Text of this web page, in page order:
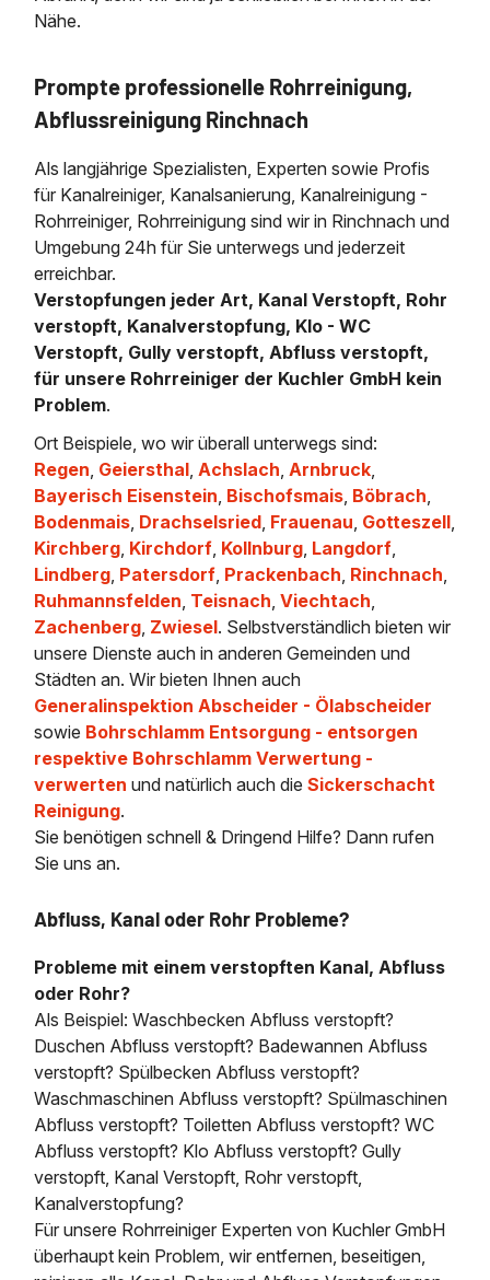
Nähe.
Prompte professionelle Rohrreinigung,
Abflussreinigung Rinchnach
Als langjährige Spezialisten, Experten sowie Profis
für Kanalreiniger, Kanalsanierung, Kanalreinigung -
Rohrreiniger, Rohrreinigung sind wir in Rinchnach und
Umgebung 24h für Sie unterwegs und jederzeit
erreichbar.
Verstopfungen jeder Art, Kanal Verstopft, Rohr
verstopft, Kanalverstopfung, Klo - WC
Verstopft, Gully verstopft, Abfluss verstopft,
für unsere Rohrreiniger der Kuchler GmbH kein
Problem.
Ort Beispiele, wo wir überall unterwegs sind:
Regen, Geiersthal,Achslach,Arnbruck,
Bayerisch Eisenstein, Bischofsmais, Böbrach,
Bodenmais, Drachselsried, Frauenau, Gotteszell,
Kirchberg, Kirchdorf, Kollnburg, Langdorf,
Lindberg, Patersdorf, Prackenbach, Rinchnach,
Ruhmannsfelden, Teisnach,Viechtach,
Zachenberg, Zwiesel. Selbstverständlich bieten wir
unsere Dienste auch in anderen Gemeinden und
Städten an. Wir bieten Ihnen auch
Generalinspektion Abscheider - Ölabscheider
sowie Bohrschlamm Entsorgung - entsorgen
respektive Bohrschlamm Verwertung -
verwerten und natürlich auch dieSickerschacht
Reinigung.
Sie benötigen schnell & Dringend Hilfe? Dann rufen
Sie uns an.
Abfluss, Kanal oder Rohr Probleme?
Probleme mit einem verstopften Kanal, Abfluss
oder Rohr?
Als Beispiel: Waschbecken Abfluss verstopft?
Duschen Abfluss verstopft? Badewannen Abfluss
verstopft? Spülbecken Abfluss verstopft?
Waschmaschinen Abfluss verstopft? Spülmaschinen
Abfluss verstopft? Toiletten Abfluss verstopft? WC
Abfluss verstopft? Klo Abfluss verstopft? Gully
verstopft, Kanal Verstopft, Rohr verstopft,
Kanalverstopfung?
Für unsere Rohrreiniger Experten von Kuchler GmbH
überhaupt kein Problem, wir entfernen, beseitigen,